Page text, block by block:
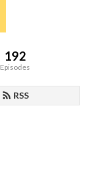
192
Episodes
RSS